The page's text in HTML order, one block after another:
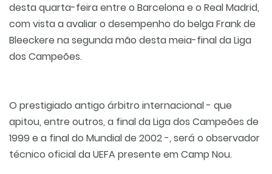
desta quarta-feira entre o Barcelona e o Real Madrid,
com vista a avaliar o desempenho do belga Frank de
Bleeckere na segunda mão desta meia-final da Liga
dos Campeões.
O prestigiado antigo árbitro internacional - que
apitou, entre outros, a final da Liga dos Campeões de
1999 e a final do Mundial de 2002 -, será o observador
técnico oficial da UEFA presente em Camp Nou.